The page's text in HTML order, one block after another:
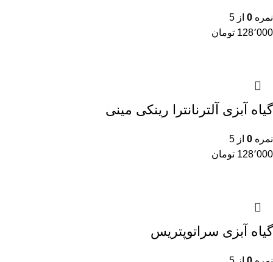
نمره 0 از 5
128٬000 تومان
گیاه آبزی آلترنانترا رینکی مینی
نمره 0 از 5
128٬000 تومان
گیاه آبزی سراتوپتریس